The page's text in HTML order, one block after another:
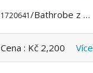
1720641/Bathrobe z DIOR
Cena : Kč 2,200 Více